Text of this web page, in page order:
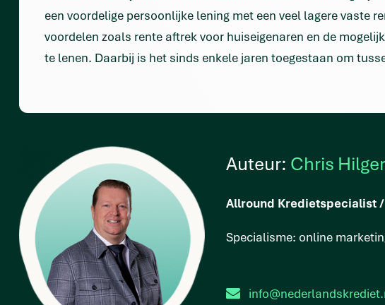
een voordelige persoonlijke lening met een veel lagere vaste
voordelen zoals rente aftrek voor huiseigenaren en de
te lenen. Daarbij is het sinds enkele jaren toegestaan om
Auteur: Chris
Allround Kredietspecialist
Specialisme: online